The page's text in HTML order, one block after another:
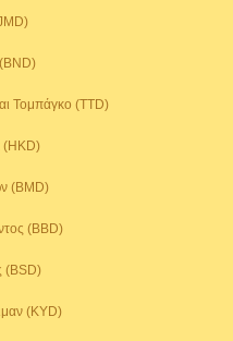
Τομπάγκο (TTD)
(HKD)
(BMD)
(BBD)
(BSD)
(KYD)